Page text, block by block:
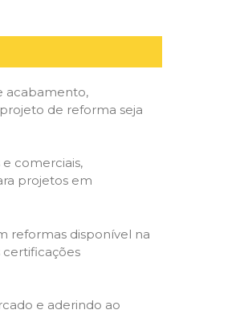
acabamento,
de reforma seja
comerciais,
projetos em
reformas disponível na
certificações
e aderindo ao